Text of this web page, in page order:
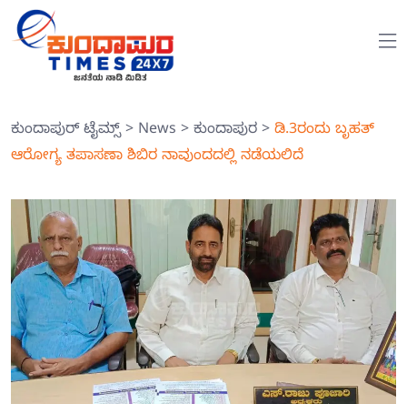
ಕುಂದಾಪುರ್ ಟೈಮ್ಸ್> News > ಕುಂದಾಪುರ > ಡಿ.3ರಂದು ಬೃಹತ್
ಆರೋಗ್ಯ ತಪಾಸಣಾ ಶಿಬಿರ ನಾವುಂದದಲ್ಲಿ ನಡೆಯಲಿದೆ